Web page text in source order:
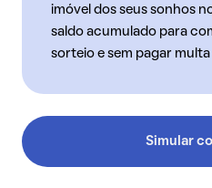
imóvel dos seus sonhos
saldo acumulado para
sorteio e sem pagar
Simular